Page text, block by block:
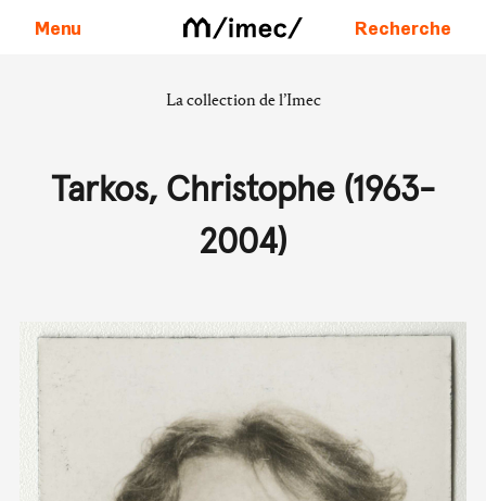
Menu Recherche
La collection de l’Imec
Tarkos, Christophe (1963-
2004)